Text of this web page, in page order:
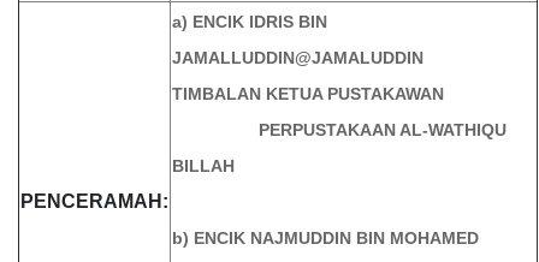
PENCERAMAH:
a) ENCIK IDRIS BIN
JAMALLUDDIN@JAMALUDDIN
TIMBALAN KETUA PUSTAKAWAN
PERPUSTAKAAN AL-WATHIQU
BILLAH
b) ENCIK NAJMUDDIN BIN MOHAMED